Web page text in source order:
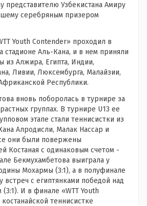
представителю Узбекистана Амиру
серебряным призером
Youth Contender» проходил в
стадионе Аль-Кана, и в нем приняли
из Алжира, Египта, Индии,
Ливии, Люксембурга, Малайзии,
Республики.
вновь поборолась в турнире за
группах. В турнире U13 ее
этапе стали теннисистки из
Алродисли, Малак Нассар и
они были повержены
Костаная с одинаковым счетом -
Бекмухамбетова выиграла у
Мохармы (3:1), а в полуфинале
встреч с египтянками победой над
И в финале «WTT Youth
теннисистке